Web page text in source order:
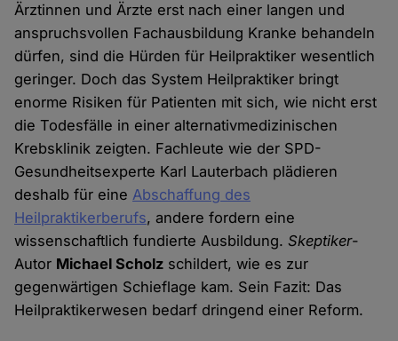
Ärztinnen und Ärzte erst nach einer langen und
anspruchsvollen Fachausbildung Kranke behandeln
dürfen, sind die Hürden für Heilpraktiker wesentlich
geringer. Doch das System Heilpraktiker bringt
enorme Risiken für Patienten mit sich, wie nicht erst
die Todesfälle in einer alternativmedizinischen
Krebsklinik zeigten. Fachleute wie der SPD-
Gesundheitsexperte Karl Lauterbach plädieren
deshalb für eineAbschaffung des
Heilpraktikerberufs, andere fordern eine
wissenschaftlich fundierte Ausbildung.Skeptiker-
Autor Michael Scholz schildert, wie es zur
gegenwärtigen Schieflage kam. Sein Fazit: Das
Heilpraktikerwesen bedarf dringend einer Reform.